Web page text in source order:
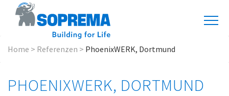
Home > Referenzen > PhoenixWERK, Dortmund
PHOENIXWERK, DORTMUND